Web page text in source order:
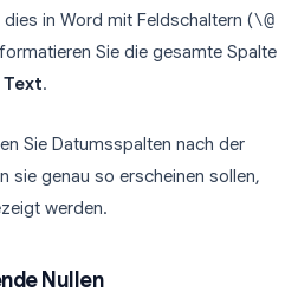
dies in Word mit Feldschaltern (\@
Sie die gesamte Spalte
Text.
Sie Datumsspalten nach der
sie genau so erscheinen sollen,
werden.
Nullen